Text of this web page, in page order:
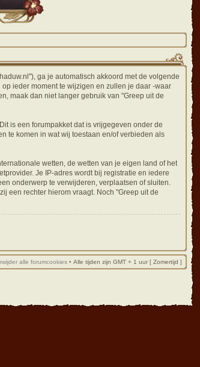
ga je automatisch akkoord met de volgende
ieder moment te wijzigen en zullen je daar -waar
maak dan niet langer gebruik van "Greep uit de
is een forumpakket dat is vrijgegeven onder de
te komen in wat wij toestaan en/of verbieden als
wetten, de wetten van je eigen land of het
Je IP-adres wordt bij registratie en iedere
onderwerp te verwijderen, verplaatsen of sluiten.
een rechter hierom vraagt. Noch "Greep uit de
alle forumcookies • Alle tijden zijn GMT + 1 uur [ Zomertijd ]